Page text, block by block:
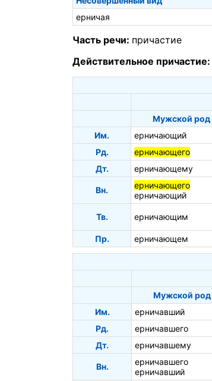
ерничая
Часть речи: причастие
Действительное причастие:
Мужской род
Им.
ерничающий
Рд.
ерничающего
Дт.
ерничающему
Вн.
ерничающего
ерничающий
Тв. ерничающим
Пр. ерничающем
Мужской род
Им.
ерничавший
Рд.
ерничавшего
Дт.
ерничавшему
Вн.
ерничавшего
ерничавший